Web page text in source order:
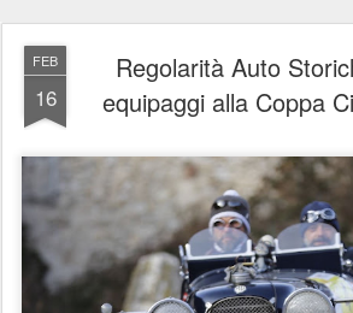
FEB
16
Regolarità Auto
equipaggi alla Coppa